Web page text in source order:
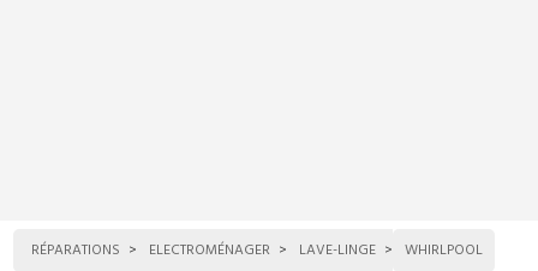
RÉPARATIONS ELECTROMÉNAGER LAVE-LINGE WHIRLPOOL